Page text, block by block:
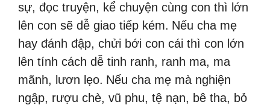
sự, đọc truyện, kể chuyện cùng con thì lớn
lên con sẽ dễ giao tiếp kém. Nếu cha mẹ
hay đánh đập, chửi bới con cái thì con lớn
lên tính cách dễ tinh ranh, ranh ma, ma
mãnh, lươn lẹo. Nếu cha mẹ mà nghiện
ngập, rượu chè, vũ phu, tệ nạn, bê tha, bỏ